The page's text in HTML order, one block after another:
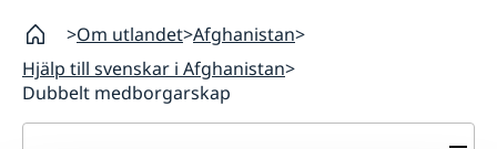
Om utlandet Afghanistan
Hjälp till svenskar i Afghanistan
Dubbelt medborgarskap